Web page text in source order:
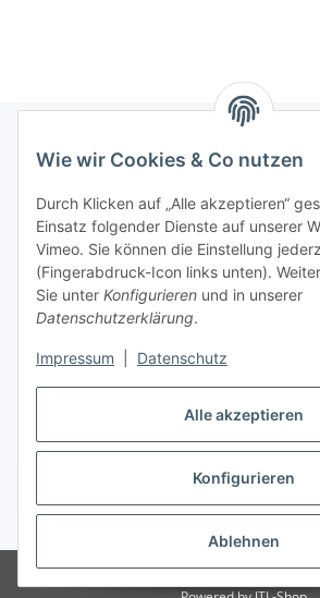
Alle akzeptieren
Konfigurieren
Ablehnen
Wie wir Cookies & Co nutzen
Durch Klicken auf „Alle akzeptieren“
Einsatz folgender Dienste auf unserer
Vimeo. Sie können die Einstellung
(Fingerabdruck-Icon links unten).
Sie unter Konfigurieren und in unserer
Datenschutzerklärung.
Impressum Datenschutz
Gesetzliche Informationen
Starke Marken
Vertrag widerrufen
* Alle Preise inkl. gesetzlicher USt., zzgl.